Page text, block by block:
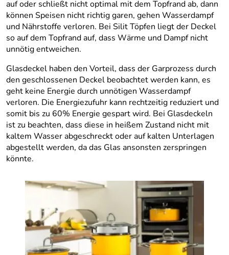
auf oder schließt nicht optimal mit dem Topfrand ab, dann
können Speisen nicht richtig garen, gehen Wasserdampf
und Nährstoffe verloren. Bei Silit Töpfen liegt der Deckel
so auf dem Topfrand auf, dass Wärme und Dampf nicht
unnötig entweichen.
Glasdeckel haben den Vorteil, dass der Garprozess durch
den geschlossenen Deckel beobachtet werden kann, es
geht keine Energie durch unnötigen Wasserdampf
verloren. Die Energiezufuhr kann rechtzeitig reduziert und
somit bis zu 60% Energie gespart wird. Bei Glasdeckeln
ist zu beachten, dass diese in heißem Zustand nicht mit
kaltem Wasser abgeschreckt oder auf kalten Unterlagen
abgestellt werden, da das Glas ansonsten zerspringen
könnte.